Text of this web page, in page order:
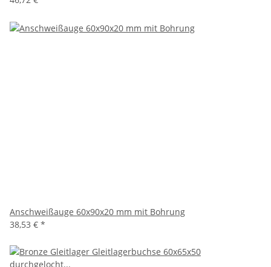
Anschweißauge 60x90x20 mm mit Bohrung
38,53 € *